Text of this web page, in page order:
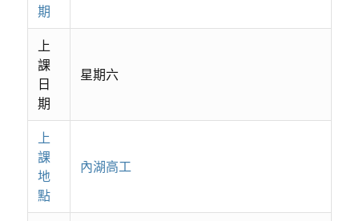
期
上
課
日
期
星期六
上
課
地
點
內湖高工